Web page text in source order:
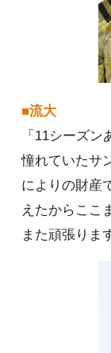
■流大
「11シーズ
憧れていたサ
によりの財産
えたからここ
また頑張りま